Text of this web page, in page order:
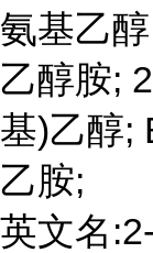
氨基乙
乙醇胺;
基)乙醇;
乙胺;
英文名